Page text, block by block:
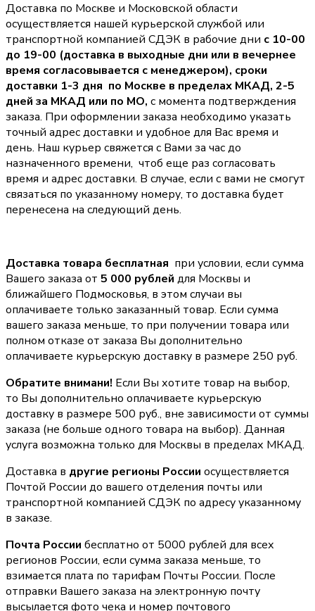
Доставка по Москве и Московской области
осуществляется нашей курьерской службой или
транспортной компанией СДЭК в рабочие дни с 10-00
до 19-00 (доставка в выходные дни или в вечернее
время согласовывается с менеджером), сроки
доставки 1-3 дня по Москве в пределах МКАД, 2-5
дней за МКАД или по МО, с момента подтверждения
заказа. При оформлении заказа необходимо указать
точный адрес доставки и удобное для Вас время и
день. Наш курьер свяжется с Вами за час до
назначенного времени, чтоб еще раз согласовать
время и адрес доставки. В случае, если с вами не смогут
связаться по указанному номеру, то доставка будет
перенесена на следующий день.
Доставка товара бесплатная при условии, если сумма
Вашего заказа от 5 000 рублей для Москвы и
ближайшего Подмосковья, в этом случаи вы
оплачиваете только заказанный товар. Если сумма
вашего заказа меньше, то при получении товара или
полном отказе от заказа Вы дополнительно
оплачиваете курьерскую доставку в размере 250 руб.
Обратите внимани! Если Вы хотите товар на выбор,
то Вы дополнительно оплачиваете курьерскую
доставку в размере 500 руб., вне зависимости от суммы
заказа (не больше одного товара на выбор). Данная
услуга возможна только для Москвы в пределах МКАД.
Доставка в другие регионы России осуществляется
Почтой России до вашего отделения почты или
транспортной компанией СДЭК по адресу указанному
в заказе.
Почта России бесплатно от 5000 рублей для всех
регионов России, если сумма заказа меньше, то
взимается плата по тарифам Почты России. После
отправки Вашего заказа на электронную почту
высылается фото чека и номер почтового